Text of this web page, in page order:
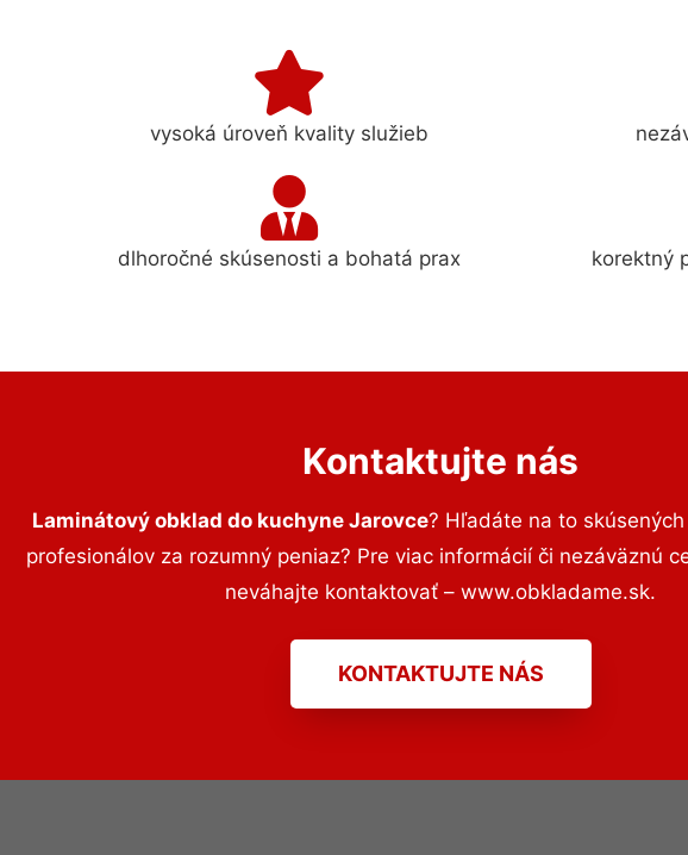
vysoká úroveň kvality služieb
dlhoročné skúsenosti a bohatá prax korektný
Kontaktujte nás
Laminátový obklad do kuchyne Jarovce? Hľadáte na to
profesionálov za rozumný peniaz? Pre viac informácií či nezáväznú
neváhajte kontaktovať – www.obkladame.sk.
KONTAKTUJTE NÁS